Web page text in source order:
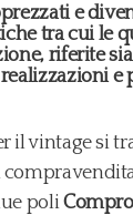
e
tra cui le
riferite sia
e
il vintage si
poli